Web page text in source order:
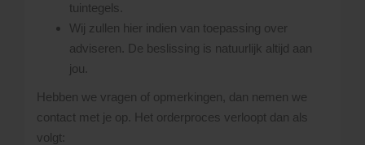
tuintegels.
Wij zullen hier indien van toepassing over
adviseren. De beslissing is natuurlijk altijd aan
jou.
Hebben we vragen of opmerkingen, dan nemen we
contact met je op. Het orderproces verloopt dan als
volgt: